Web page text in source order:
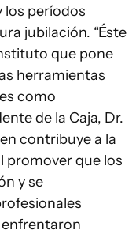
los períodos
jubilación. “Éste
que pone
herramientas
como
de la Caja, Dr.
contribuye a la
promover que los
y se
enfrentaron